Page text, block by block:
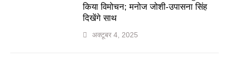
किया विमोचन; मनोज जोशी-उपासना सिंह
दिखेंगे साथ
अक्टूबर 4, 2025